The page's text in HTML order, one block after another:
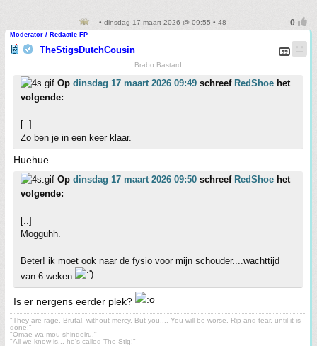
• dinsdag 17 maart 2026 @ 09:55 • 48
Moderator / Redactie FP
TheStigsDutchCousin
Brabo Bastard
Op dinsdag 17 maart 2026 09:49 schreef RedShoe het
volgende:
[..]
Zo ben je in een keer klaar.
Huehue.
Op dinsdag 17 maart 2026 09:50 schreef RedShoe het
volgende:
[..]
Mogguhh.
Beter! ik moet ook naar de fysio voor mijn schouder....wachttijd
van 6 weken
Is er nergens eerder plek?
"They are rage. Brutal, without mercy. But you.... You will be worse. Rip and tear, until it is
done!"
"Omae wa mou shindeiru."
"All we know is... he's called The Stig!"